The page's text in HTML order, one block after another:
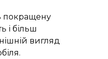
покращену
і більш
вигляд